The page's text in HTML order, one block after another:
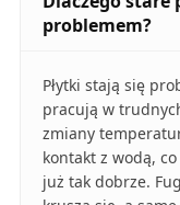
problemem?
Płytki stają się
pracują w
zmiany
kontakt z wodą,
już tak dobrze.